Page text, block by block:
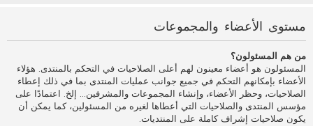
مستوى الأعضاء والمجموعات
من هم المسئولون؟
المسئولون هو أعضاء معينون لهم أعلى الصلاحيات في التحكم بالمنتدى. هؤلاء
الأعضاء بإمكانهم التحكم في جميع جوانب عمليات المنتدى بما في ذلك إعطاء
الصلاحيات، وحظر الأعضاء، وإنشاء المجموعات والمشرفين... إلخ. اعتمادًا على
مؤسس المنتدى والصلاحيات التي أعطاها لغيره من المسئولين، كما يمكن أن
يكون صلاحيات إشراف كاملة على المنتديات.